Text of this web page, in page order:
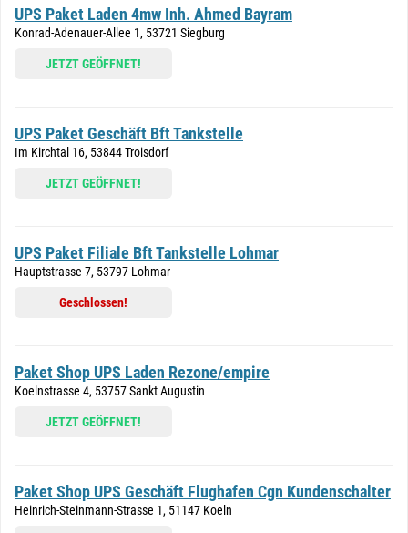
UPS Paket Laden 4mw Inh. Ahmed Bayram
Konrad-Adenauer-Allee 1, 53721 Siegburg
JETZT GEÖFFNET!
UPS Paket Geschäft Bft Tankstelle
Im Kirchtal 16, 53844 Troisdorf
JETZT GEÖFFNET!
UPS Paket Filiale Bft Tankstelle Lohmar
Hauptstrasse 7, 53797 Lohmar
Geschlossen!
Paket Shop UPS Laden Rezone/empire
Koelnstrasse 4, 53757 Sankt Augustin
JETZT GEÖFFNET!
Paket Shop UPS Geschäft Flughafen Cgn Kundenschalter
Heinrich-Steinmann-Strasse 1, 51147 Koeln